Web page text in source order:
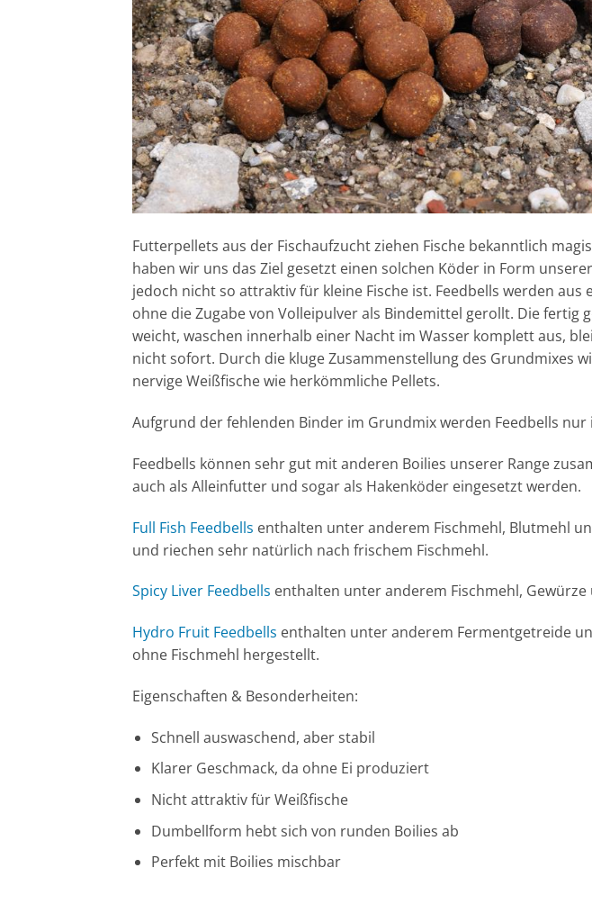
Futterpellets aus der Fischaufzucht ziehen Fische bekanntlich
haben wir uns das Ziel gesetzt einen solchen Köder in Form unserer
jedoch nicht so attraktiv für kleine Fische ist. Feedbells werden
ohne die Zugabe von Volleipulver als Bindemittel gerollt. Die fertig
weicht, waschen innerhalb einer Nacht im Wasser komplett aus,
nicht sofort. Durch die kluge Zusammenstellung des Grundmixes
nervige Weißfische wie herkömmliche Pellets.
Aufgrund der fehlenden Binder im Grundmix werden Feedbells
Feedbells können sehr gut mit anderen Boilies unserer Range
auch als Alleinfutter und sogar als Hakenköder eingesetzt werden.
Full Fish Feedbells enthalten unter anderem Fischmehl, Blutmehl
und riechen sehr natürlich nach frischem Fischmehl.
Spicy Liver Feedbells enthalten unter anderem Fischmehl,
Hydro Fruit Feedbells enthalten unter anderem Fermentgetreide
ohne Fischmehl hergestellt.
Eigenschaften & Besonderheiten:
Schnell auswaschend, aber stabil
Klarer Geschmack, da ohne Ei produziert
Nicht attraktiv für Weißfische
Dumbellform hebt sich von runden Boilies ab
Perfekt mit Boilies mischbar